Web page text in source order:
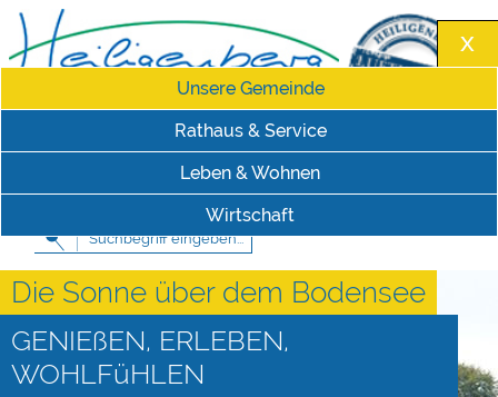
Impressum|Datenschutzerklärung Schriftgröße
Die Sonne über dem Bodensee
GENIEßEN, ERLEBEN,
WOHLFüHLEN
Unsere Gemeinde
Rathaus & Service
Leben & Wohnen
Wirtschaft